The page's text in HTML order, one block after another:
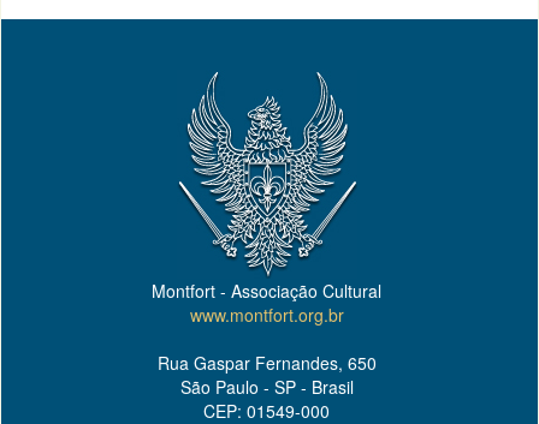
Montfort - Associação Cultural
www.montfort.org.br
Rua Gaspar Fernandes, 650
São Paulo - SP - Brasil
CEP: 01549-000